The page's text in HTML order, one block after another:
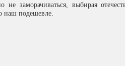
не заморачиваться, выбирая
наш подешевле.